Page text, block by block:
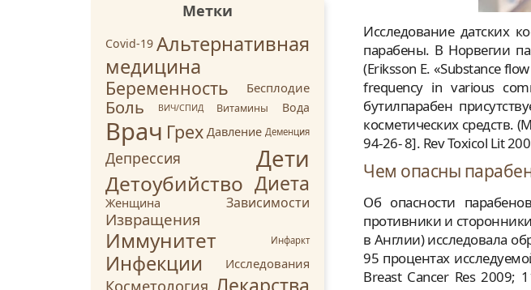
Исследование датских
парабены. В Норвегии
(Eriksson E. «Substance
frequency in various
бутилпарабен
косметических средств.
94-26- 8]. Rev Toxicol Lit
Чем опасны
Об опасности
противники и
в Англии) исследовала
95 процентах
Breast Cancer Res 2009;
Метки
Covid-19 Альтернативная
медицина
Беременность Бесплодие
Боль ВИЧ/СПИД Витамины Вода
Врач Грех Давление Деменция
Депрессия Дети
Детоубийство Диета
Женщина Зависимости
Извращения
Иммунитет Инфаркт
Инфекции Исследования
Косметология